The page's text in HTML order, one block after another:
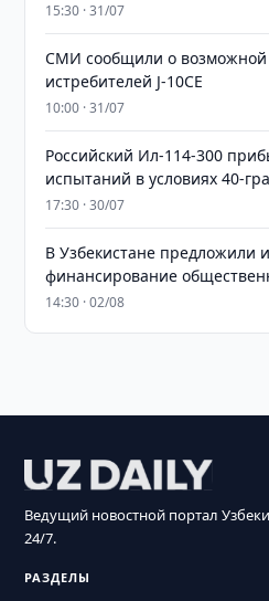
15:30 · 31/07
СМИ сообщили о возможной
истребителей J-10CE
10:00 · 31/07
Российский Ил-114-300
испытаний в условиях 40-
17:30 · 30/07
В Узбекистане предложили
финансирование
14:30 · 02/08
Ведущий новостной портал
24/7.
РАЗДЕЛЫ